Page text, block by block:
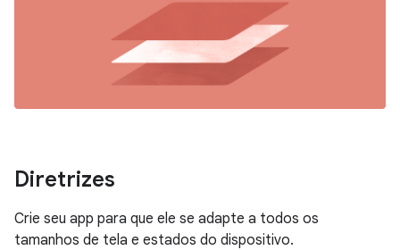
Diretrizes
Crie seu app para que ele se adapte a todos os
tamanhos de tela e estados do dispositivo.